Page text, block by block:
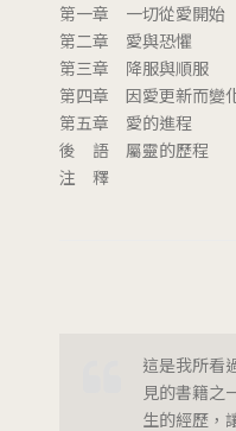
第一章 一切從愛開始
第二章 愛與恐懼
第三章 降服與順服
第四章 因愛更新而變
第五章 愛的進程
後 語 屬靈的歷程
注 釋
這是我所看
見的書籍之
生的經歷，